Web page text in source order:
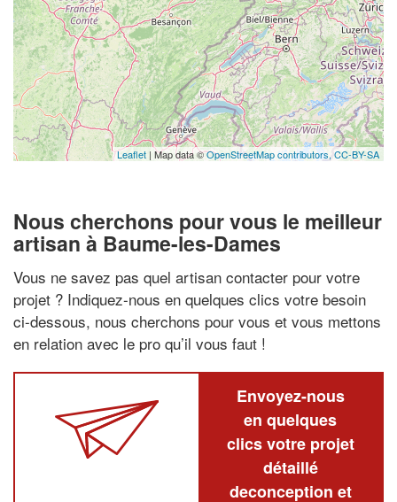
Leaflet | Map data ©OpenStreetMap contributors, CC-BY-SA
Nous cherchons pour vous le meilleur
artisan à Baume-les-Dames
Vous ne savez pas quel artisan contacter pour votre
projet ? Indiquez-nous en quelques clics votre besoin
ci-dessous, nous cherchons pour vous et vous mettons
en relation avec le pro qu’il vous faut !
Envoyez-nous
en quelques
clics votre projet
détaillé
deconception et